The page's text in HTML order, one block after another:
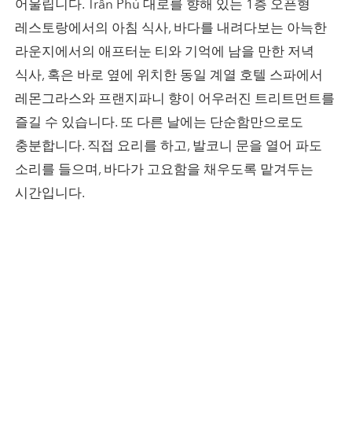
어울립니다. Trần Phú 대로를 향해 있는 1층 오픈형
레스토랑에서의 아침 식사, 바다를 내려다보는 아늑한
라운지에서의 애프터눈 티와 기억에 남을 만한 저녁
식사, 혹은 바로 옆에 위치한 동일 계열 호텔 스파에서
레몬그라스와 프랜지파니 향이 어우러진 트리트먼트를
즐길 수 있습니다. 또 다른 날에는 단순함만으로도
충분합니다. 직접 요리를 하고, 발코니 문을 열어 파도
소리를 들으며, 바다가 고요함을 채우도록 맡겨두는
시간입니다.